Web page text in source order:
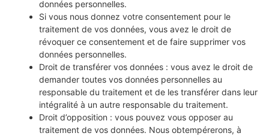
données personnelles.
Si vous nous donnez votre consentement pour le
traitement de vos données, vous avez le droit de
révoquer ce consentement et de faire supprimer vos
données personnelles.
Droit de transférer vos données : vous avez le droit de
demander toutes vos données personnelles au
responsable du traitement et de les transférer dans leur
intégralité à un autre responsable du traitement.
Droit d’opposition : vous pouvez vous opposer au
traitement de vos données. Nous obtempérerons, à